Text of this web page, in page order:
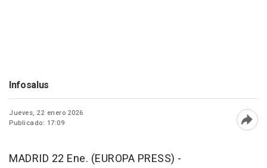
Infosalus
Jueves, 22 enero 2026
Publicado: 17:09
MADRID 22 Ene. (EUROPA PRESS) -